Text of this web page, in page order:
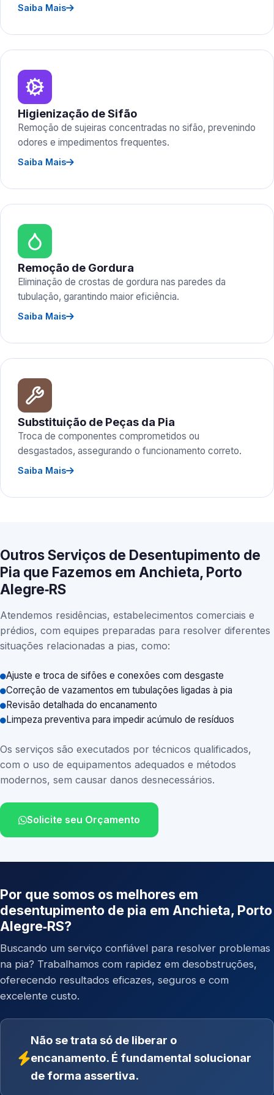
Saiba Mais
Higienização de Sifão
Remoção de sujeiras concentradas no sifão, prevenindo
odores e impedimentos frequentes.
Saiba Mais
Remoção de Gordura
Eliminação de crostas de gordura nas paredes da
tubulação, garantindo maior eficiência.
Saiba Mais
Substituição de Peças da Pia
Troca de componentes comprometidos ou
desgastados, assegurando o funcionamento correto.
Saiba Mais
Outros Serviços de Desentupimento de
Pia que Fazemos em Anchieta, Porto
Alegre‑RS
Atendemos residências, estabelecimentos comerciais e
prédios, com equipes preparadas para resolver diferentes
situações relacionadas a pias, como:
Ajuste e troca de sifões e conexões com desgaste
Correção de vazamentos em tubulações ligadas à pia
Revisão detalhada do encanamento
Limpeza preventiva para impedir acúmulo de resíduos
Os serviços são executados por técnicos qualificados,
com o uso de equipamentos adequados e métodos
modernos, sem causar danos desnecessários.
Solicite seu Orçamento
Por que somos os melhores em
desentupimento de pia em Anchieta, Porto
Alegre‑RS?
Buscando um serviço confiável para resolver problemas
na pia? Trabalhamos com rapidez em desobstruções,
oferecendo resultados eficazes, seguros e com
excelente custo.
Não se trata só de liberar o
encanamento. É fundamental solucionar
de forma assertiva.